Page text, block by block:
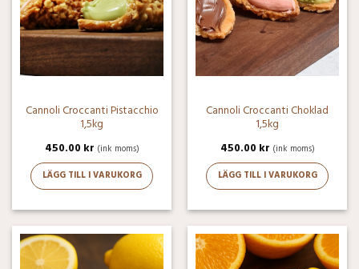
Cannoli Croccanti ­Pistacchio
1,5kg
450.00 kr (ink moms)
LÄGG TILL I VARUKORG
Cannoli Croccanti Choklad
1,5kg
450.00 kr (ink moms)
LÄGG TILL I VARUKORG